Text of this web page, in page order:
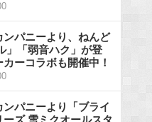
パニーより、ねんど
」「弱音ハク」が登
ーコラボも開催中！
パニーより「ブライ
ズ 雪ミクオールスタ